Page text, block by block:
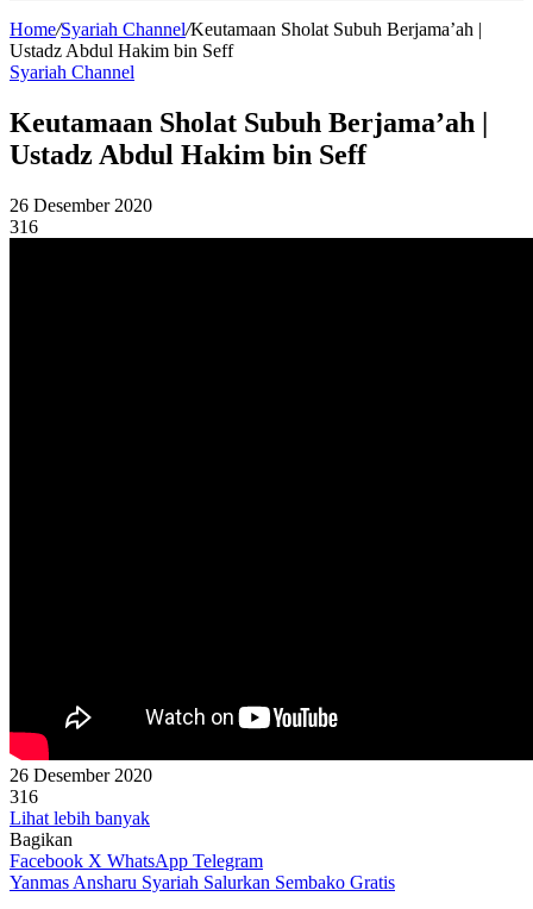
Home/Syariah Channel/Keutamaan Sholat Subuh Berjama’ah |
Ustadz Abdul Hakim bin Seff
Syariah Channel
Keutamaan Sholat Subuh Berjama’ah |
Ustadz Abdul Hakim bin Seff
26 Desember 2020
316
26 Desember 2020
316
Lihat lebih banyak
Bagikan
Facebook X WhatsApp Telegram
Yanmas Ansharu Syariah Salurkan Sembako Gratis